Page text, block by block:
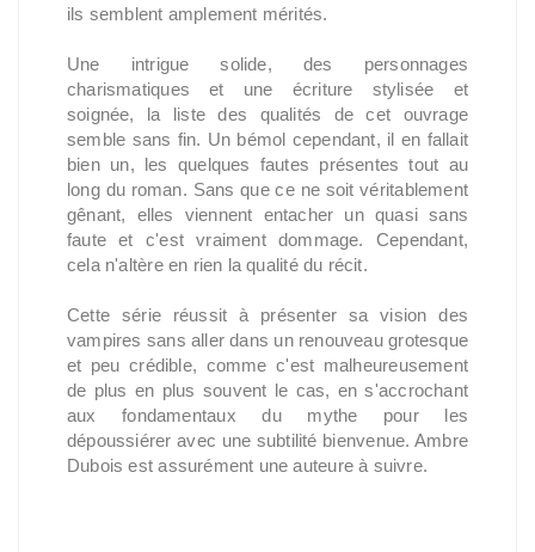
ils semblent amplement mérités.
Une intrigue solide, des personnages
charismatiques et une écriture stylisée et
soignée, la liste des qualités de cet ouvrage
semble sans fin. Un bémol cependant, il en fallait
bien un, les quelques fautes présentes tout au
long du roman. Sans que ce ne soit véritablement
gênant, elles viennent entacher un quasi sans
faute et c'est vraiment dommage. Cependant,
cela n'altère en rien la qualité du récit.
Cette série réussit à présenter sa vision des
vampires sans aller dans un renouveau grotesque
et peu crédible, comme c'est malheureusement
de plus en plus souvent le cas, en s'accrochant
aux fondamentaux du mythe pour les
dépoussiérer avec une subtilité bienvenue. Ambre
Dubois est assurément une auteure à suivre.